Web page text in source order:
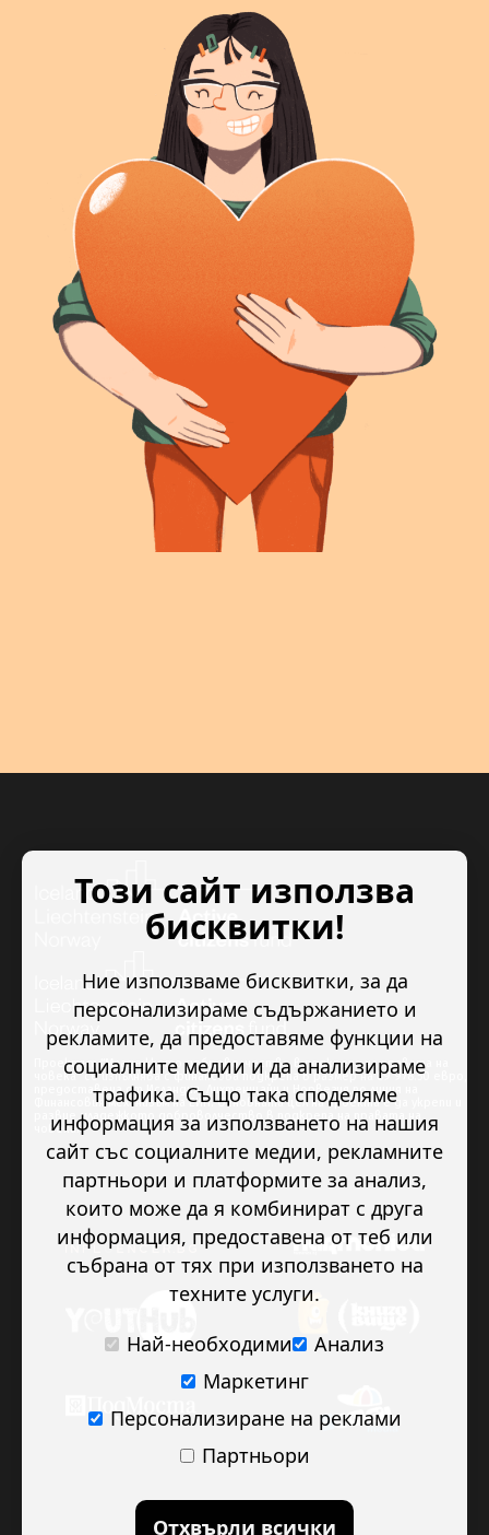
Проектът “Младежкото доброволчество в подкрепа на правата на
човека” се изпълнява с финансова подкрепа в размер на 89 978.50 евро,
предоставена от Исландия, Лихтенщайн и Норвегия по линия на
Финансовия механизъм на ЕИП. Основната цел на проекта е да укрепи и
развие младежкото доброволчество в подкрепа на правата на
човека.
Този сайт използва
бисквитки!
Ние използваме бисквитки, за да
персонализираме съдържанието и
рекламите, да предоставяме функции на
социалните медии и да анализираме
трафика. Също така споделяме
информация за използването на нашия
сайт със социалните медии, рекламните
партньори и платформите за анализ,
които може да я комбинират с друга
информация, предоставена от теб или
събрана от тях при използването на
техните услуги.
Най-необходими
Анализ
Маркетинг
Персонализиране на реклами
Партньори
Отхвърли всички